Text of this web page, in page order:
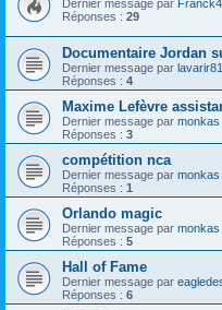
Dernier message par
Réponses : 29
Documentaire Jordan
Dernier message par
Réponses : 4
Maxime Lefèvre
Dernier message par monkas
Réponses : 3
compétition nca
Dernier message par monkas
Réponses : 1
Orlando magic
Dernier message par monkas
Réponses : 5
Hall of Fame
Dernier message par
Réponses : 6